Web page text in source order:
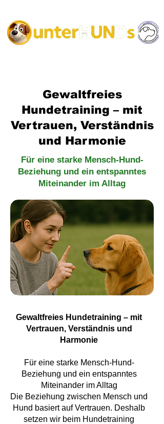
Gewaltfreies
Hundetraining – mit
Vertrauen, Verständnis
und Harmonie
Für eine starke Mensch-Hund-
Beziehung und ein entspanntes
Miteinander im Alltag
Gewaltfreies Hundetraining – mit
Vertrauen, Verständnis und
Harmonie
Für eine starke Mensch-Hund-
Beziehung und ein entspanntes
Miteinander im Alltag
Die Beziehung zwischen Mensch und
Hund basiert auf Vertrauen. Deshalb
setzen wir beim Hundetraining